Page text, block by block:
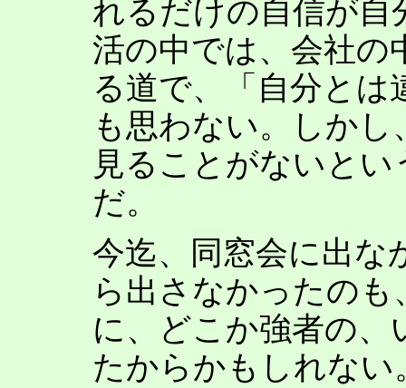
れるだけの自信が自
活の中では、会社の
る道で、「自分とは
も思わない。しか
見ることがないと
だ。
今迄、同窓会に出な
ら出さなかったの
に、どこか強者の
たからかもしれな